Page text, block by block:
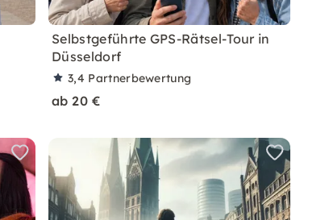
Selbstgeführte GPS-Rätsel-Tour in
Düsseldorf
3,4 Partnerbewertung
ab 20 €